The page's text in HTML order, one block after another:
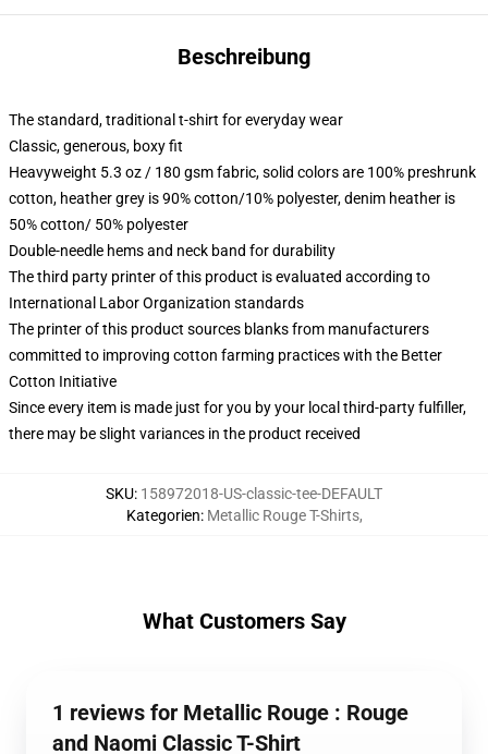
Beschreibung
The standard, traditional t-shirt for everyday wear
Classic, generous, boxy fit
Heavyweight 5.3 oz / 180 gsm fabric, solid colors are 100% preshrunk
cotton, heather grey is 90% cotton/10% polyester, denim heather is
50% cotton/ 50% polyester
Double-needle hems and neck band for durability
The third party printer of this product is evaluated according to
International Labor Organization standards
The printer of this product sources blanks from manufacturers
committed to improving cotton farming practices with the Better
Cotton Initiative
Since every item is made just for you by your local third-party fulfiller,
there may be slight variances in the product received
SKU: 158972018-US-classic-tee-DEFAULT
Kategorien: Metallic Rouge T-Shirts,
What Customers Say
1 reviews for Metallic Rouge : Rouge
and Naomi Classic T-Shirt